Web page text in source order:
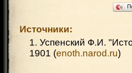
Источники:
1. Успенский Ф.И.
1901 (enoth.narod.ru)